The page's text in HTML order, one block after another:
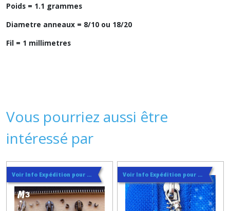
Poids = 1.1 grammes
Diametre anneaux = 8/10 ou 18/20
Fil = 1 millimetres
Vous pourriez aussi être
intéressé par
Voir Info Expédition pour Régler les Frais de Port au Meilleur Prix , En haut d'ecran à Droite Voir Info Expédition pour Régler les Frais de Port au Meilleur Prix , En haut d'ecran à Droite